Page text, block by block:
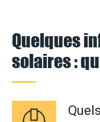
Quelques
solaires :